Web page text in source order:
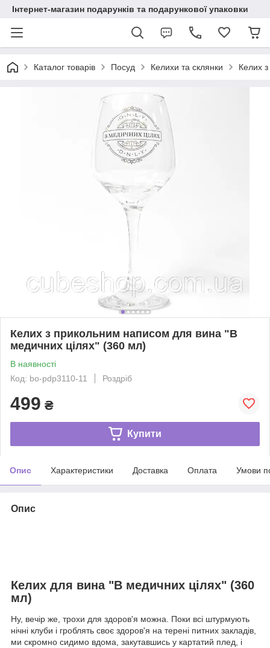
Інтернет-магазин подарунків та подарункової упаковки
Каталог товарів Посуд Келихи та склянки Келих
Келих з прикольним написом для вина "В
медичних цілях" (360 мл)
В наявності
Код: bo-pdp3110-11
Роздріб
499 ₴
Купити
Опис Характеристики Доставка Оплата Умови
Опис
Келих для вина "В медичних цілях" (360
мл)
Ну, вечір же, трохи для здоров'я можна. Поки всі штурмують
нічні клуби і гроблять своє здоров'я на терені питних закладів,
ми скромно сидимо вдома, закутавшись у картатий плед, і